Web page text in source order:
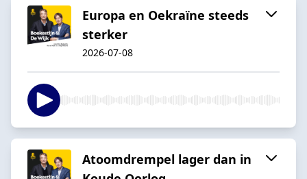
Europa en Oekraïne steeds
sterker
2026-07-08
Atoomdrempel lager dan in